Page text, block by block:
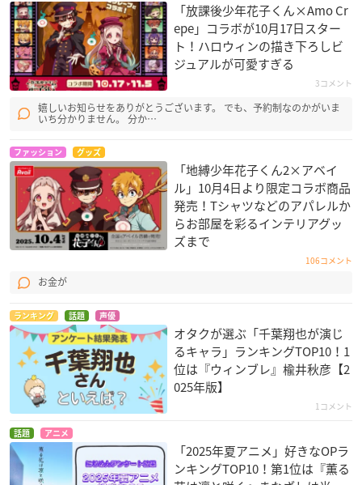
「放課後少年花子くん×Amo Cr
epe」コラボが10月17日スター
ト！ハロウィンの描き下ろしビ
ジュアルが可愛すぎる
3コメント
嬉しいお知らせをありがとうございます。 でも、予約制なのかがいま
いち分かりません。 分か…
ファッション グッズ
「地縛少年花子くん2×アベイ
ル」10月4日より限定コラボ商品
発売！Tシャツなどのアパレルか
らお部屋を彩るインテリアグッ
ズまで
106コメント
お金が
ランキング 話題 声優
オタクが選ぶ「千葉翔也が演じ
るキャラ」ランキングTOP10！1
位は『ウィンブレ』楡井秋彦【2
025年版】
1コメント
話題 アニメ
「2025年夏アニメ」好きなOPラ
ンキングTOP10！第1位は『薫る